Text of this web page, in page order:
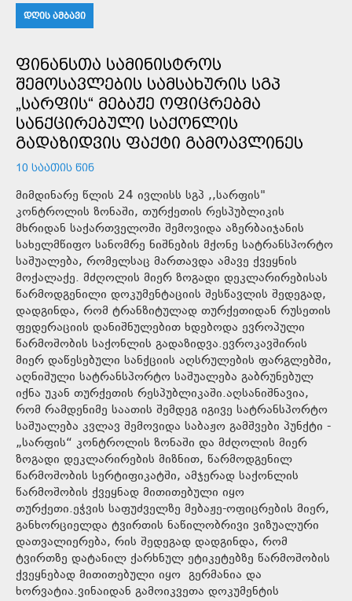
ᲓᲦᲘᲡ ᲐᲛᲑᲐᲕᲘ
ᲤᲘᲜᲐᲜᲡᲗᲐ ᲡᲐᲛᲘᲜᲘᲡᲢᲠᲝᲡ
ᲨᲔᲛᲝᲡᲐᲕᲚᲔᲑᲘᲡ ᲡᲐᲛᲡᲐᲮᲣᲠᲘᲡ ᲡᲒᲞ
„ᲡᲐᲠᲤᲘᲡ“ ᲛᲔᲑᲐᲟᲔ ᲝᲤᲘᲪᲠᲔᲑᲛᲐ
ᲡᲐᲜᲥᲪᲘᲠᲔᲑᲣᲚᲘ ᲡᲐᲥᲝᲜᲚᲘᲡ
ᲒᲐᲓᲐᲖᲘᲓᲕᲘᲡ ᲤᲐᲥᲢᲘ ᲒᲐᲛᲝᲐᲕᲚᲘᲜᲔᲡ
10 ᲡᲐᲐᲗᲘᲡ ᲬᲘᲜ
მიმდინარე წლის 24 ივლისს სგპ ,,სარფის"
კონტროლის ზონაში, თურქეთის რესპუბლიკის
მხრიდან საქართველოში შემოვიდა აზერბაიჯანის
სახელმწიფო სანომრე ნიშნების მქონე სატრანსპორტო
საშუალება, რომელსაც მართავდა ამავე ქვეყნის
მოქალაქე. მძღოლის მიერ ზოგადი დეკლარირებისას
წარმოდგენილი დოკუმენტაციის შესწავლის შედეგად,
დადგინდა, რომ ტრანზიტულად თურქეთიდან რუსეთის
ფედერაციის დანიშნულებით ხდებოდა ევროპული
წარმოშობის საქონლის გადაზიდვა.ევროკავშირის
მიერ დაწესებული სანქციის აღსრულების ფარგლებში,
აღნიშული სატრანსპორტო საშუალება გაბრუნებულ
იქნა უკან თურქეთის რესპუბლიკაში.აღსანიშნავია,
რომ რამდენიმე საათის შემდეგ იგივე სატრანსპორტო
საშუალება კვლავ შემოვიდა საბაჟო გამშვები პუნქტი -
„სარფის“ კონტროლის ზონაში და მძღოლის მიერ
ზოგადი დეკლარირების მიზნით, წარმოდგენილ
წარმოშობის სერტიფიკატში, ამჯერად საქონლის
წარმოშობის ქვეყნად მითითებული იყო
თურქეთი.ეჭვის საფუძველზე მებაჟე-ოფიცრების მიერ,
განხორციელდა ტვირთის ნაწილობრივი ვიზუალური
დათვალიერება, რის შედეგად დადგინდა, რომ
ტვირთზე დატანილ ქარხნულ ეტიკეტებზე წარმოშობის
ქვეყნებად მითითებული იყო გერმანია და
ხორვატია.ვინაიდან გამოიკვეთა დოკუმენტის